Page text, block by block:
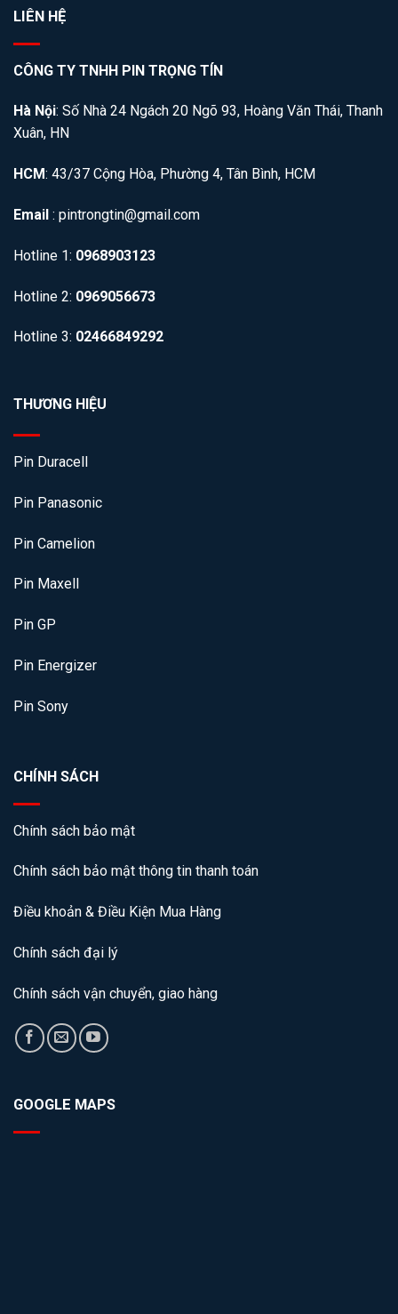
LIÊN HỆ
CÔNG TY TNHH PIN TRỌNG TÍN
Hà Nội: Số Nhà 24 Ngách 20 Ngõ 93, Hoàng Văn Thái, Thanh
Xuân, HN
HCM: 43/37 Cộng Hòa, Phường 4, Tân Bình, HCM
Email : pintrongtin@gmail.com
Hotline 1: 0968903123
Hotline 2: 0969056673
Hotline 3: 02466849292
THƯƠNG HIỆU
Pin Duracell
Pin Panasonic
Pin Camelion
Pin Maxell
Pin GP
Pin Energizer
Pin Sony
CHÍNH SÁCH
Chính sách bảo mật
Chính sách bảo mật thông tin thanh toán
Điều khoản & Điều Kiện Mua Hàng
Chính sách đại lý
Chính sách vận chuyển, giao hàng
GOOGLE MAPS